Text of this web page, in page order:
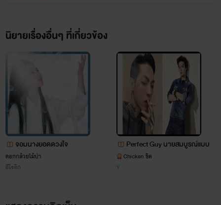
-อยากลืมกดถูกใจนะครับบ-
อยากบอกว่านิยายเรื่องนี้
#หื่นหนักมาก #ติดเมียหนักมาก #งี่เง่าหนักมาก #ไม่เน้นมาม่า
นิยายเรื่องอื่นๆ ที่เกี่ยวข้อง
จอมนางยอดดวงใจ
ดอกกล้วยไม้ป่า
อีโรติก
Perfect Guy นายสมบูรณ์แบบ
Chicken ชิค
Y